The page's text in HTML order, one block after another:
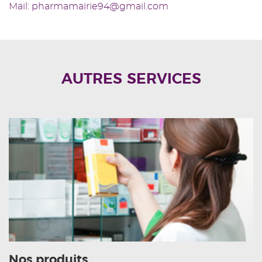
Mail: pharmamairie94@gmail.com
AUTRES SERVICES